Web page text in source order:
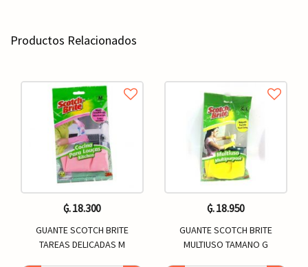
Productos Relacionados
₲. 18.300
GUANTE SCOTCH BRITE
TAREAS DELICADAS M
₲. 18.950
GUANTE SCOTCH BRITE
MULTIUSO TAMANO G